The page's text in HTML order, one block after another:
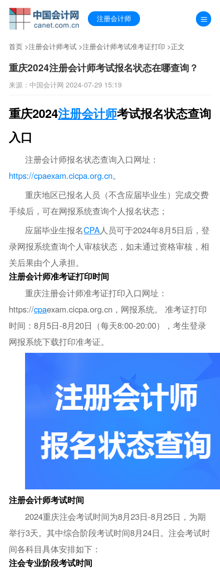
注册会计师
首页>注册会计师考试>注册会计师考试准考证打印 >正文
重庆2024注册会计师考试报名状态在哪查询？
来源：中国会计网 2024-07-29 15:19
重庆2024注册会计师考试报名状态查询
入口
注册会计师报名状态查询入口网址：
https://cpaexam.cicpa.org.cn。
重庆地区已报名人员（不含应届毕业生）完成交费
手续后，可在网报系统查询个人报名状态；
应届毕业生报名CPA人员可于2024年8月5日后，登
录网报系统查询个人审核状态，如未通过资格审核，相
关后果由个人承担。
注册会计师准考证打印时间
重庆注册会计师准考证打印入口网址：
https://cpaexam.cicpa.org.cn，网报系统。 准考证打印
时间：8月5日-8月20日（每天8:00-20:00），考生登录
网报系统下载打印准考证。
注册会计师考试时间
2024重庆注会考试时间为8月23日-8月25日，为期
举行3天。其中综合阶段考试时间8月24日。注会考试时
间各科目具体安排如下：
注会专业阶段考试时间